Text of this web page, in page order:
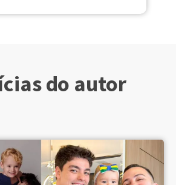
do autor